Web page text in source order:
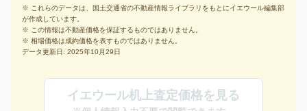
※ これらのデータは、国土交通省の不動産情報ライブラリをもとにイエウール編集部
が作成しています。
※ この情報は不動産価格を保証するものではありません。
※ 相場価格は成約価格を表すものではありません。
データ更新日: 2025年10月29日
イエウール机上査定価格を見る